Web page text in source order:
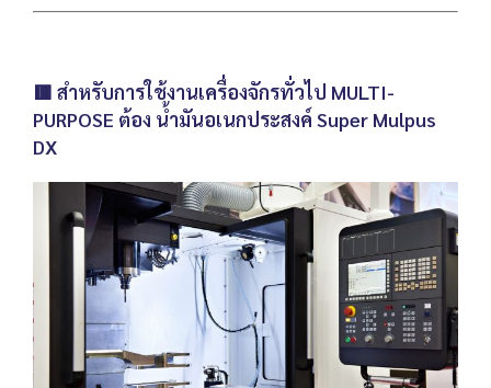
🟥 สำหรับการใช้งานเครื่องจักรทั่วไป MULTI-
PURPOSE ต้อง น้ำมันอเนกประสงค์ Super Mulpus
DX